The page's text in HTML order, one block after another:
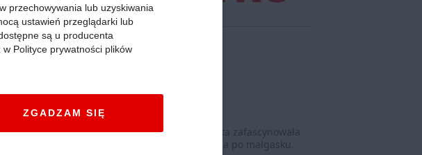
godz. 14:50
wieczory
świat. Powraca na Madagaskar bo ziemia ta zafascynowała
ludzi, wielu ma już tam przyjaciół, rozmawia po malgasku.
przechowywania lub uzyskiwania
ustawień przeglądarki lub
są u producenta
Polityce prywatności plików
ZGADZAM SIĘ